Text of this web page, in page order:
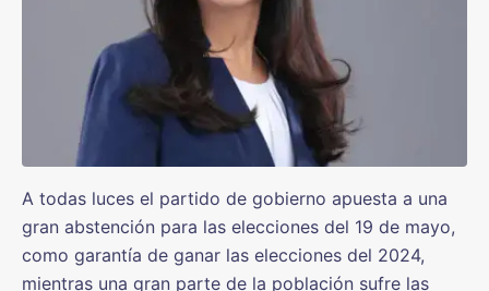
A todas luces el partido de gobierno apuesta a una
gran abstención para las elecciones del 19 de mayo,
como garantía de ganar las elecciones del 2024,
mientras una gran parte de la población sufre las